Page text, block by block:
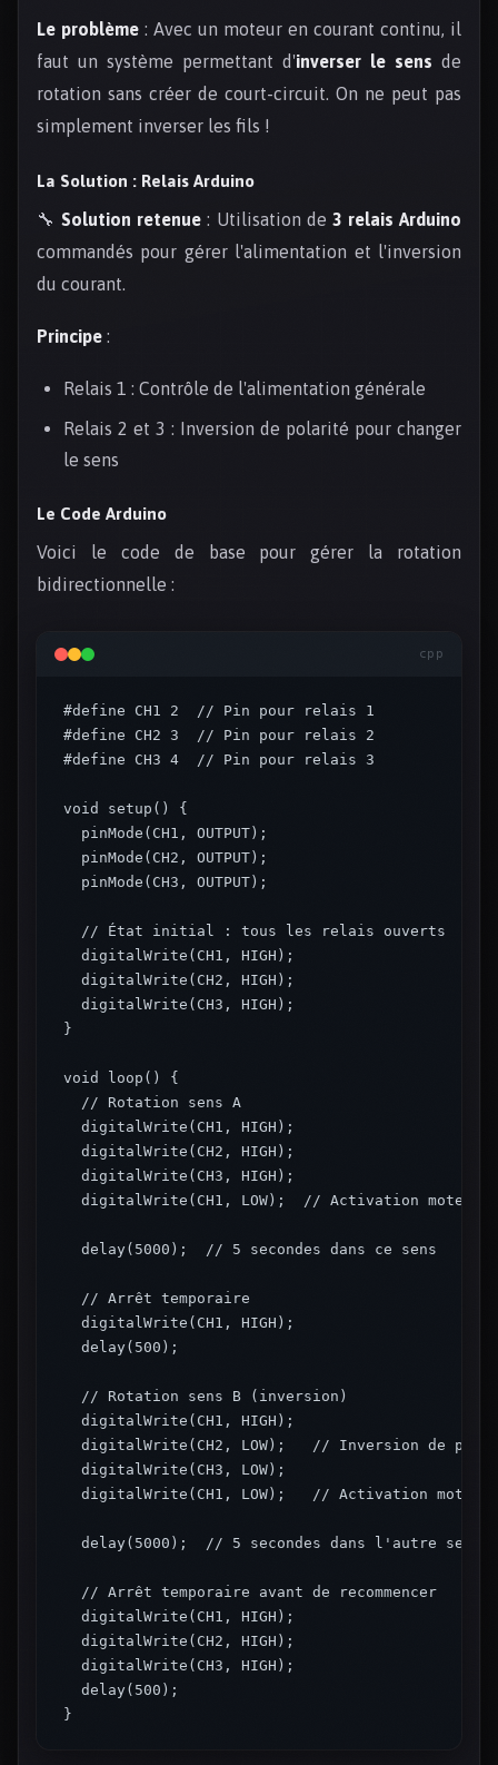
Le problème : Avec un moteur en courant continu, il
faut un système permettant d'inverser le sens de
rotation sans créer de court-circuit. On ne peut pas
simplement inverser les fils !
La Solution : Relais Arduino
🔧Solution retenue : Utilisation de 3 relais Arduino
commandés pour gérer l'alimentation et l'inversion
du courant.
Principe :
Relais 1 : Contrôle de l'alimentation générale
Relais 2 et 3 : Inversion de polarité pour changer
le sens
Le Code Arduino
Voici le code de base pour gérer la rotation
bidirectionnelle :
cpp
#define CH1 2  // Pin pour relais 1
#define CH2 3  // Pin pour relais 2
#define CH3 4  // Pin pour relais 3
void setup() {
  pinMode(CH1, OUTPUT);
  pinMode(CH2, OUTPUT);
  pinMode(CH3, OUTPUT);
  // État initial : tous les relais ouverts
  digitalWrite(CH1, HIGH);
  digitalWrite(CH2, HIGH);
  digitalWrite(CH3, HIGH);
}
void loop() {
  // Rotation sens A
  digitalWrite(CH1, HIGH);
  digitalWrite(CH2, HIGH);
  digitalWrite(CH3, HIGH);
digitalWrite(CH1, LOW);  // Activation moteur
  delay(5000);  // 5 secondes dans ce sens
  // Arrêt temporaire
  digitalWrite(CH1, HIGH);
  delay(500);
  // Rotation sens B (inversion)
  digitalWrite(CH1, HIGH);
digitalWrite(CH2, LOW);   // Inversion de
  digitalWrite(CH3, LOW);
digitalWrite(CH1, LOW);   // Activation moteur
  delay(5000);  // 5 secondes dans l'autre sens
  // Arrêt temporaire avant de recommencer
  digitalWrite(CH1, HIGH);
  digitalWrite(CH2, HIGH);
  digitalWrite(CH3, HIGH);
  delay(500);
}